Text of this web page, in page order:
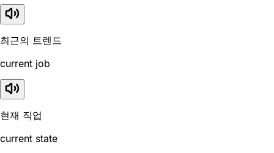
최근의 트렌드
current job
현재 직업
current state